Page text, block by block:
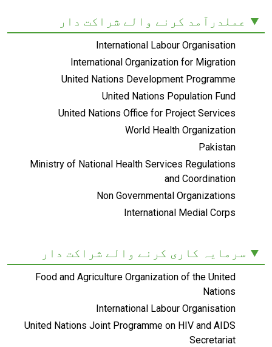
عملدرآمد کرنے والے شراکت دار
International Labour Organisation
International Organization for Migration
United Nations Development Programme
United Nations Population Fund
United Nations Office for Project Services
World Health Organization
Pakistan
Ministry of National Health Services Regulations
and Coordination
Non Governmental Organizations
International Medial Corps
سرمایہ کاری کرنے والے شراکت دار
Food and Agriculture Organization of the United
Nations
International Labour Organisation
United Nations Joint Programme on HIV and AIDS
Secretariat